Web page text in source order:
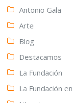
Antonio Gala
Arte
Blog
Destacamos
La Fundación
La Fundación